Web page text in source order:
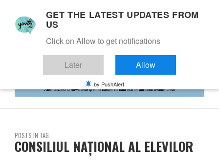
POSTS IN TAG
CONSILIUL NAȚIONAL AL ELEVILOR
GET THE LATEST UPDATES FROM
US
Click on Allow to get notifications
Later Allow
by PushAlert